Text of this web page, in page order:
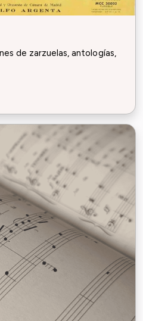
de zarzuelas, antologías,